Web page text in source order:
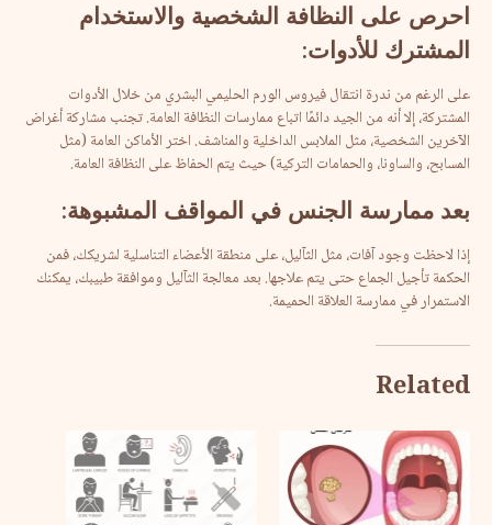
احرص على النظافة الشخصية والاستخدام
المشترك للأدوات:
على الرغم من ندرة انتقال فيروس الورم الحليمي البشري من خلال الأدوات
المشتركة، إلا أنه من الجيد دائمًا اتباع ممارسات النظافة العامة. تجنب مشاركة أغراض
الآخرين الشخصية، مثل الملابس الداخلية والمناشف. اختر الأماكن العامة (مثل
المسابح، والساونا، والحمامات التركية) حيث يتم الحفاظ على النظافة العامة.
بعد ممارسة الجنس في المواقف المشبوهة:
إذا لاحظت وجود آفات، مثل الثآليل، على منطقة الأعضاء التناسلية لشريكك، فمن
الحكمة تأجيل الجماع حتى يتم علاجها. بعد معالجة الثآليل وموافقة طبيبك، يمكنك
الاستمرار في ممارسة العلاقة الحميمة.
Related